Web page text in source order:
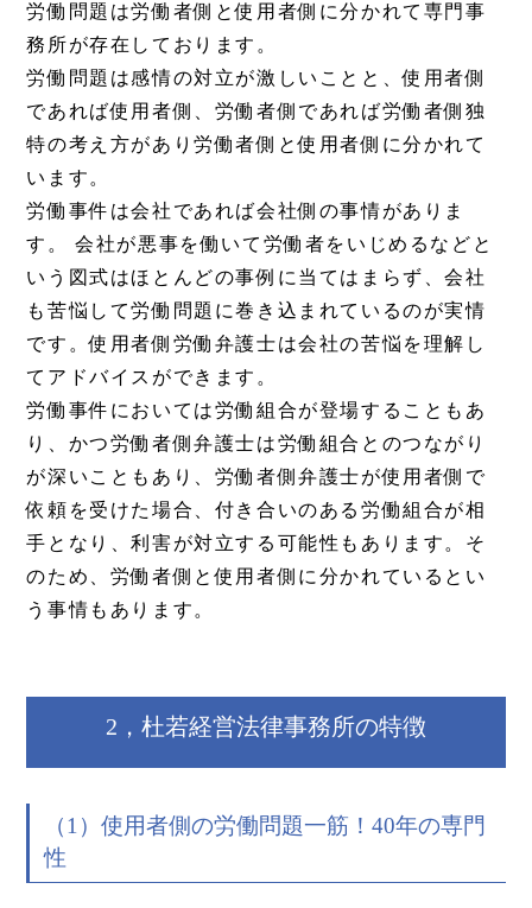
労働問題は労働者側と使用者側に分かれて専門事
務所が存在しております。
労働問題は感情の対立が激しいことと、使用者側
であれば使用者側、労働者側であれば労働者側独
特の考え方があり労働者側と使用者側に分かれて
います。
労働事件は会社であれば会社側の事情がありま
す。 会社が悪事を働いて労働者をいじめるなどと
いう図式はほとんどの事例に当てはまらず、会社
も苦悩して労働問題に巻き込まれているのが実情
です。使用者側労働弁護士は会社の苦悩を理解し
てアドバイスができます。
労働事件においては労働組合が登場することもあ
り、かつ労働者側弁護士は労働組合とのつながり
が深いこともあり、労働者側弁護士が使用者側で
依頼を受けた場合、付き合いのある労働組合が相
手となり、利害が対立する可能性もあります。そ
のため、労働者側と使用者側に分かれているとい
う事情もあります。
2，杜若経営法律事務所の特徴
（1）使用者側の労働問題一筋！40年の専門
性